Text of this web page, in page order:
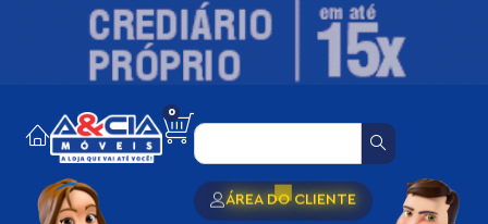
0
ÁREA DO CLIENTE